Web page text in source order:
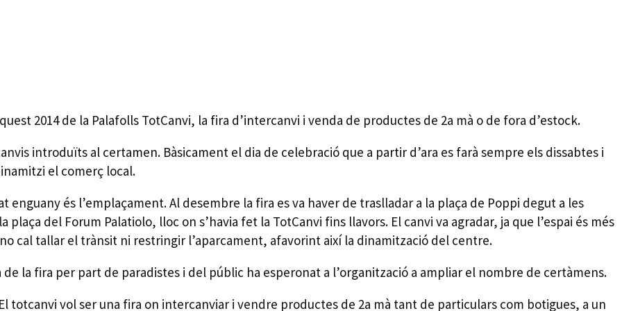
2014 de la Palafolls TotCanvi, la fira d’intercanvi i venda de productes de 2a mà o de fora d’estock.
introduïts al certamen. Bàsicament el dia de celebració que a partir d’ara es farà sempre els dissabtes i
el comerç local.
enguany és l’emplaçament. Al desembre la fira es va haver de traslladar a la plaça de Poppi degut a les
del Forum Palatiolo, lloc on s’havia fet la TotCanvi fins llavors. El canvi va agradar, ja que l’espai és més
cal tallar el trànsit ni restringir l’aparcament, afavorint així la dinamització del centre.
de la fira per part de paradistes i del públic ha esperonat a l’organització a ampliar el nombre de certàmens.
totcanvi vol ser una fira on intercanviar i vendre productes de 2a mà tant de particulars com botigues, a un